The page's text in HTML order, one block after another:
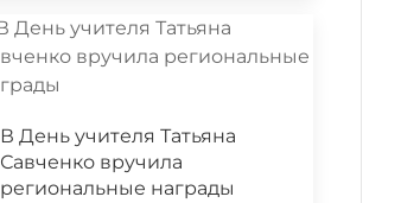
В День учителя Татьяна
Савченко вручила
региональные награды